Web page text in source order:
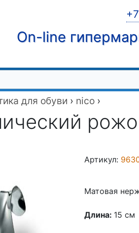
On-line
для обуви › nico ›
Артикул:
Матовая
Длина: 15 см